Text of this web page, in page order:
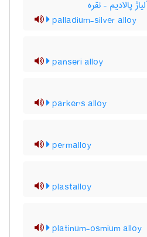
پالادیم – نقره
palladium-silver alloy
panseri alloy
parker's alloy
permalloy
plastalloy
platinum-osmium alloy